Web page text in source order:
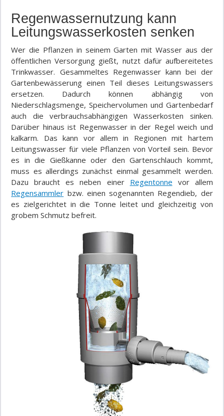
Regenwassernutzung kann
Leitungswasserkosten senken
Wer die Pflanzen in seinem Garten mit Wasser aus der
öffentlichen Versorgung gießt, nutzt dafür aufbereitetes
Trinkwasser. Gesammeltes Regenwasser kann bei der
Gartenbewässerung einen Teil dieses Leitungswassers
ersetzen. Dadurch können abhängig von
Niederschlagsmenge, Speichervolumen und Gartenbedarf
auch die verbrauchsabhängigen Wasserkosten sinken.
Darüber hinaus ist Regenwasser in der Regel weich und
kalkarm. Das kann vor allem in Regionen mit hartem
Leitungswasser für viele Pflanzen von Vorteil sein. Bevor
es in die Gießkanne oder den Gartenschlauch kommt,
muss es allerdings zunächst einmal gesammelt werden.
Dazu braucht es neben einer Regentonne vor allem
Regensammler bzw. einen sogenannten Regendieb, der
es zielgerichtet in die Tonne leitet und gleichzeitig von
grobem Schmutz befreit.